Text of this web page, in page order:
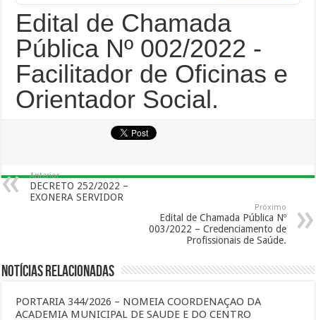
Edital de Chamada
Pública Nº 002/2022 -
Facilitador de Oficinas e
Orientador Social.
Anterior
DECRETO 252/2022 –
EXONERA SERVIDOR
Próximo
Edital de Chamada Pública Nº
003/2022 – Credenciamento de
Profissionais de Saúde.
Notícias Relacionadas
PORTARIA 344/2026 – NOMEIA COORDENAÇAO DA
ACADEMIA MUNICIPAL DE SAUDE E DO CENTRO